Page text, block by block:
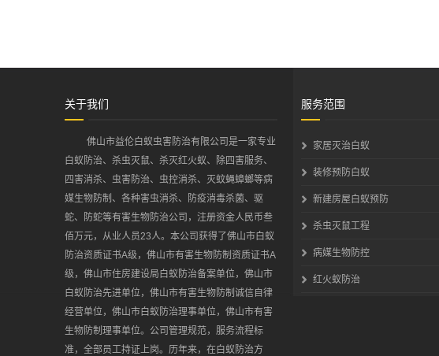
关于我们
佛山市益伦白蚁虫害防治有限公司是一家专业
白蚁防治、杀虫灭鼠、杀灭红火蚁、除四害服务、
四害消杀、虫害防治、虫控消杀、灭蚊蝇蟑螂等病
媒生物防制、各种害虫消杀、防疫消毒杀菌、驱
蛇、防蛇等有害生物防治公司，注册资金人民币叁
佰万元，从业人员23人。本公司获得了佛山市白蚁
防治资质证书A级，佛山市有害生物防制资质证书A
级，佛山市住房建设局白蚁防治备案单位，佛山市
白蚁防治先进单位，佛山市有害生物防制诚信自律
经营单位，佛山市白蚁防治理事单位，佛山市有害
生物防制理事单位。公司管理规范，服务流程标
准，全部员工持证上岗。历年来，在白蚁防治方
服务范围
家居灭治白蚁
装修预防白蚁
新建房屋白蚁预防
杀虫灭鼠工程
病媒生物防控
红火蚁防治